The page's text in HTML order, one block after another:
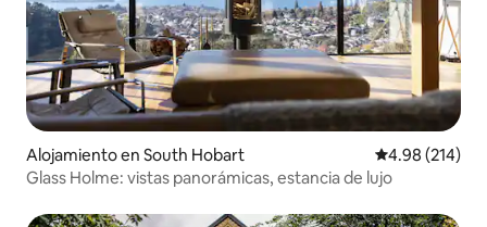
Alojamiento en South Hobart Calificación
4.98 (214)
Glass Holme: vistas panorámicas, estancia de lujo